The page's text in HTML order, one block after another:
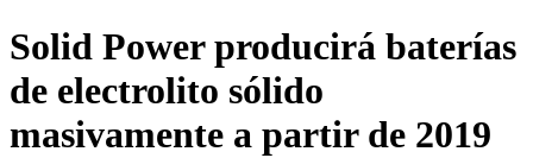
Solid Power producirá baterías
de electrolito sólido
masivamente a partir de 2019